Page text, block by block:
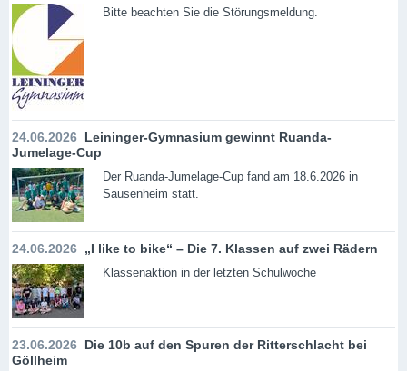
Bitte beachten Sie die Störungsmeldung.
24.06.2026 Leininger-Gymnasium gewinnt Ruanda-
Jumelage-Cup
Der Ruanda-Jumelage-Cup fand am 18.6.2026 in
Sausenheim statt.
24.06.2026 „I like to bike“ – Die 7. Klassen auf zwei Rädern
Klassenaktion in der letzten Schulwoche
23.06.2026 Die 10b auf den Spuren der Ritterschlacht bei
Göllheim